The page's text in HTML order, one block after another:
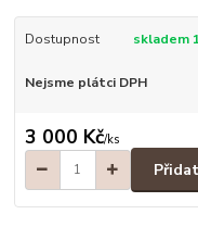
Dostupnost skladem
Nejsme plátci DPH
3 000 Kč/ks